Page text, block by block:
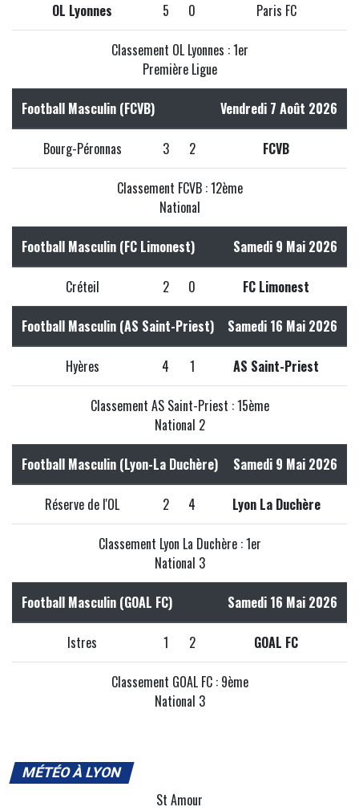
OL Lyonnes 5 0 Paris FC
Classement OL Lyonnes : 1er
Première Ligue
Football Masculin (FCVB) Vendredi 7 Août 2026
Bourg-Péronnas 3 2 FCVB
Classement FCVB : 12ème
National
Football Masculin (FC Limonest) Samedi 9 Mai 2026
Créteil 2 0 FC Limonest
Football Masculin (AS Saint-Priest) Samedi 16 Mai 2026
Hyères 4 1 AS Saint-Priest
Classement AS Saint-Priest : 15ème
National 2
Football Masculin (Lyon-La Duchère) Samedi 9 Mai 2026
Réserve de l'OL 2 4 Lyon La Duchère
Classement Lyon La Duchère : 1er
National 3
Football Masculin (GOAL FC) Samedi 16 Mai 2026
Istres 1 2 GOAL FC
Classement GOAL FC : 9ème
National 3
MÉTÉO À LYON
St Amour